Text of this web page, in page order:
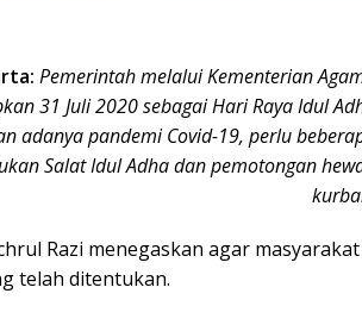
Pemerintah melalui Kementerian
31 Juli 2020 sebagai Hari Raya Idul
adanya pandemi Covid-19, perlu
Salat Idul Adha dan pemotongan
Razi menegaskan agar masyarakat
telah ditentukan.